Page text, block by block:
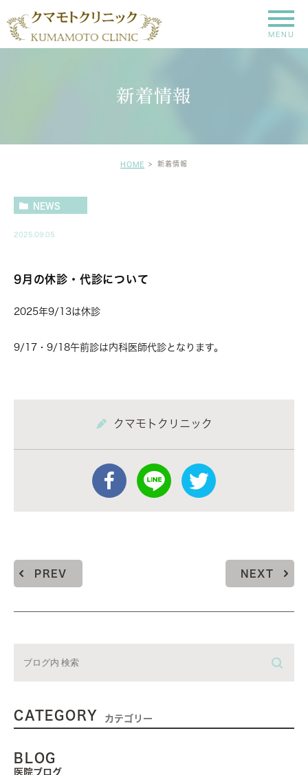
新着情報
HOME 新着情報
NEWS
2025.09.05
9月の休診・代診について
2025年9/13は休診
9/17・9/18午前診は内科医師代診となります。
クマモトクリニック
PREV NEXT
CATEGORY カテゴリー
BLOG
医院ブログ